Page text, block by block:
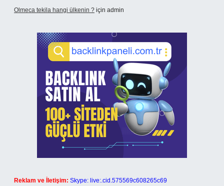
Olmeca tekila hangi ülkenin ? için admin
Reklam ve İletişim: Skype: live:.cid.575569c608265c69